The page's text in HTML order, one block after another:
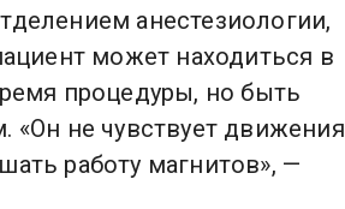
анестезиологии,
может находиться в
процедуры, но быть
«Он не чувствует
работу магнитов», —